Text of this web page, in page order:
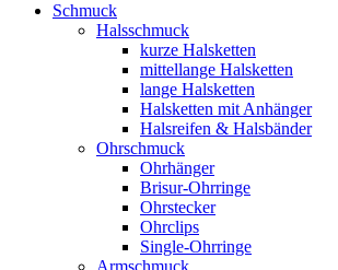
Schmuck
Halsschmuck
kurze Halsketten
mittellange Halsketten
lange Halsketten
Halsketten mit Anhänger
Halsreifen & Halsbänder
Ohrschmuck
Ohrhänger
Brisur-Ohrringe
Ohrstecker
Ohrclips
Single-Ohrringe
Armschmuck